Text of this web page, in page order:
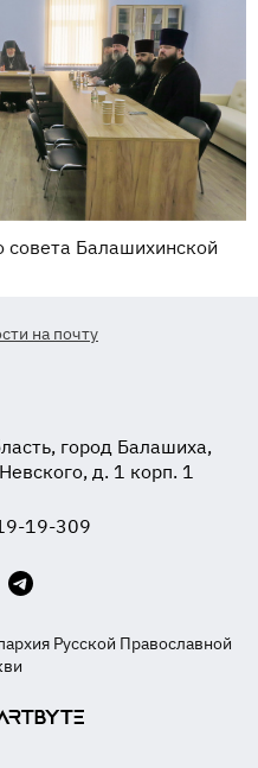
совета Балашихинской
на почту
город Балашиха,
д. 1 корп. 1
19-309
Русской Православной